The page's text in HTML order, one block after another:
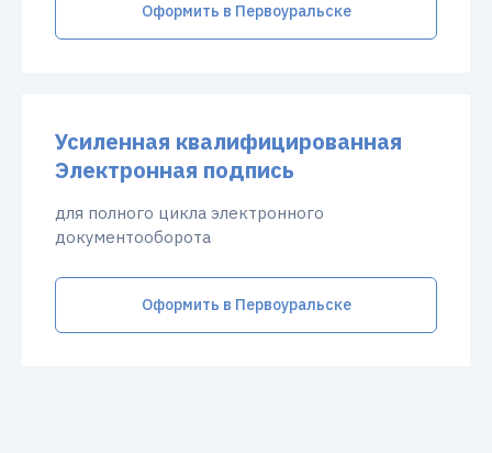
Оформить в Первоуральске
Усиленная квалифицированная
Электронная подпись
для полного цикла электронного
документооборота
Оформить в Первоуральске